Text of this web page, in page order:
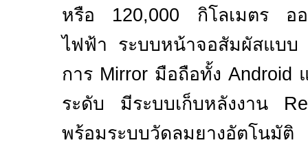
หรือ 120,000 กิโลเมตร อ
ไฟฟ้า ระบบหน้าจอสัมผัสแบ
การ Mirror มือถือทั้ง Android
ระดับ มีระบบเก็บหลังงาน
พร้อมระบบวัดลมยางอัตโนมัติ